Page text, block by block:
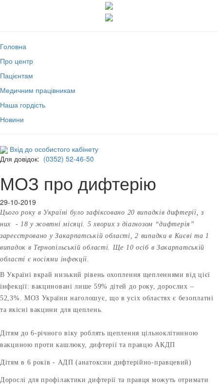
Головна
Про центр
Пацієнтам
Медичним працівникам
Наша гордість
Новини
Вхід до особистого кабінету
Для довідок: (0352) 52-46-50
МОЗ про дифтерію
29-10-2019
Цього року в Україні було зафіксовано 20 випадків дифтерії, з
них - 18 у жовтні місяці. 5 хворих з діагнозом “дифтерія”
зареєстровано у Закарпатській області, 2 випадки в Києві та 1
випадок в Тернопільській області. Ще 10 осіб в Закарпатській
області є носіями інфекції.
В Україні вкрай низький рівень охоплення щепленнями від цієї
інфекції: вакциновані лише 59% дітей до року, дорослих –
52,3%. МОЗ України наголошує, що в усіх областях є безоплатні
та якісні вакцини для щеплень.
Дітям до 6-річного віку роблять щеплення цільноклітинною
вакциною проти кашлюку, дифтерії та правцю АКДП
Дітям в 6 років - АДП (анатоксин дифтерійно-правцевий)
Дорослі для профілактики дифтерії та правця можуть отримати